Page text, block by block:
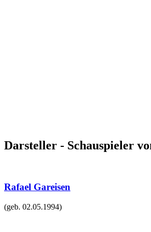
Darsteller - Schauspieler
Rafael Gareisen
(geb. 02.05.1994)